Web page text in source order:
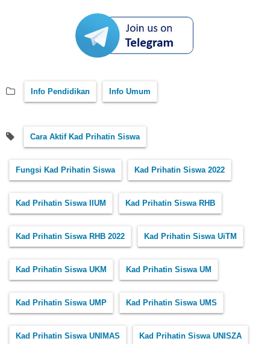
Info Pendidikan Info Umum
Cara Aktif Kad Prihatin Siswa
Fungsi Kad Prihatin Siswa Kad Prihatin Siswa 2022
Kad Prihatin Siswa IIUM Kad Prihatin Siswa RHB
Kad Prihatin Siswa RHB 2022 Kad Prihatin Siswa UiTM
Kad Prihatin Siswa UKM Kad Prihatin Siswa UM
Kad Prihatin Siswa UMP Kad Prihatin Siswa UMS
Kad Prihatin Siswa UNIMAS Kad Prihatin Siswa UNISZA